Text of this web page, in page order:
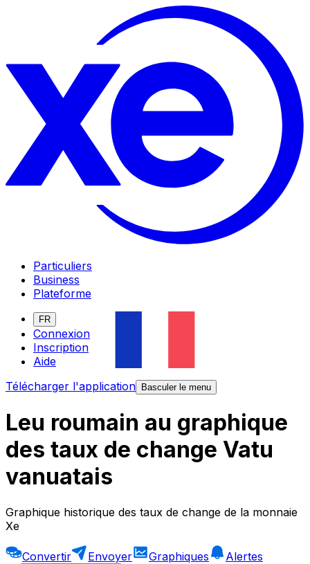
Particuliers
Business
Plateforme
FR
Connexion
Inscription
Aide
Télécharger l'application
Basculer le menu
Leu roumain au graphique
des taux de change Vatu
vanuatais
Graphique historique des taux de change de la monnaie
Xe
Convertir Envoyer Graphiques
Alertes